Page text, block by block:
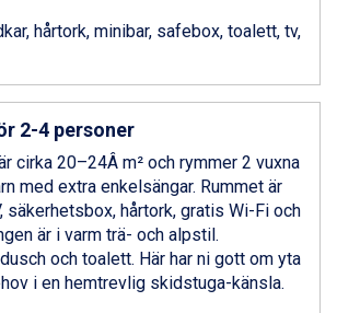
från 8.395 kr.
11.245 kr.
6.295 kr.
7.195 kr.
kr.
från 7.395 kr.
8.545 kr.
6.295 kr.
från 6.145 kr.
kr.
7.045 kr.
hårtork, minibar, safebox, toalett, tv,
2-4 personer
cirka 20–24Â m² och rymmer 2 vuxna
med extra enkelsängar. Rummet är
säkerhetsbox, hårtork, gratis Wi-Fi och
är i varm trä- och alpstil.
och toalett. Här har ni gott om yta
i en hemtrevlig skidstuga-känsla.